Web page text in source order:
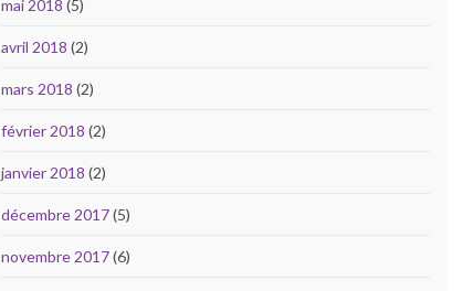
mai 2018 (5)
avril 2018 (2)
mars 2018 (2)
février 2018 (2)
janvier 2018 (2)
décembre 2017(5)
novembre 2017(6)